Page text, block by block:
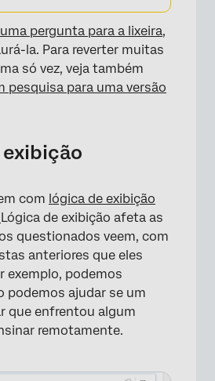
pergunta para a lixeira,
la. Para reverter muitas
só vez, veja também
pesquisa para uma versão
com lógica de exibição
Lógica de exibição afeta as
questionados veem, com
anteriores que eles
exemplo, podemos
podemos ajudar se um
que enfrentou algum
remotamente.